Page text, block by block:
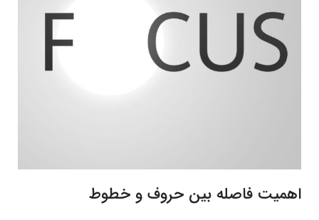
اهمیت فاصله بین حروف و خطوط